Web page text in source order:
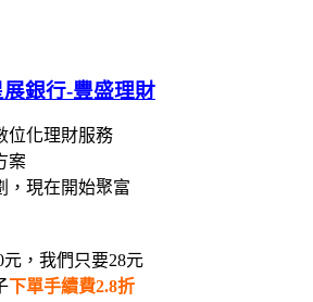
展銀行-豐盛理財
位化理財服務
案
，現在開始聚富
元，我們只要28元
下單手續費2.8折